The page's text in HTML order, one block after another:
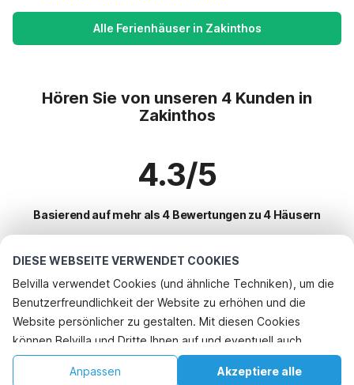
DIESE WEBSEITE VERWENDET COOKIES
Belvilla verwendet Cookies (und ähnliche Techniken), um die
Benutzerfreundlichkeit der Website zu erhöhen und die
Website persönlicher zu gestalten. Mit diesen Cookies
können Belvilla und Dritte Ihnen auf und eventuell auch
außerhalb unserer Website folgen, um Werbung Ihren
Interessen anzupassen und das Teilen von Informationen über
Akzeptiere alle
Anpassen
Alle Ferienhäuser in Zakinthos
Hören Sie von unseren 4 Kunden in
Zakinthos
4.3/5
Basierend auf mehr als 4 Bewertungen zu 4 Häusern
Beliebteste Reiseziele für Urlaub
Top-Städte mit Top-Annehmlichkeiten für den Urlaub
Ferienhaus mit Garten zante
Ferienhaus mit Garten laganas
Ferienhaus mit Garten volimes
Beliebte Ausstattungen für Urlaub in Zakinthos
Ferienhaus mit Garten
Beliebte Städte für den Urlaub in Zakynthos
Telefonisch buchen